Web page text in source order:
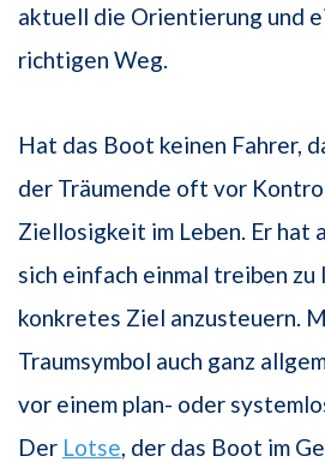
aktuell die Orientierung und
richtigen Weg.
Hat das Boot keinen Fahrer,
der Träumende oft vor
Ziellosigkeit im Leben. Er hat
sich einfach einmal treiben zu
konkretes Ziel anzusteuern.
Traumsymbol auch ganz
vor einem plan- oder
Der Lotse , der das Boot im